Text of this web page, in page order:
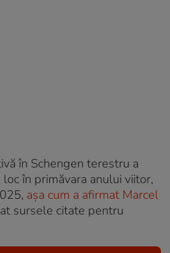
în Schengen terestru a
loc în primăvara anului viitor,
așa cum a afirmat Marcel
sursele citate pentru